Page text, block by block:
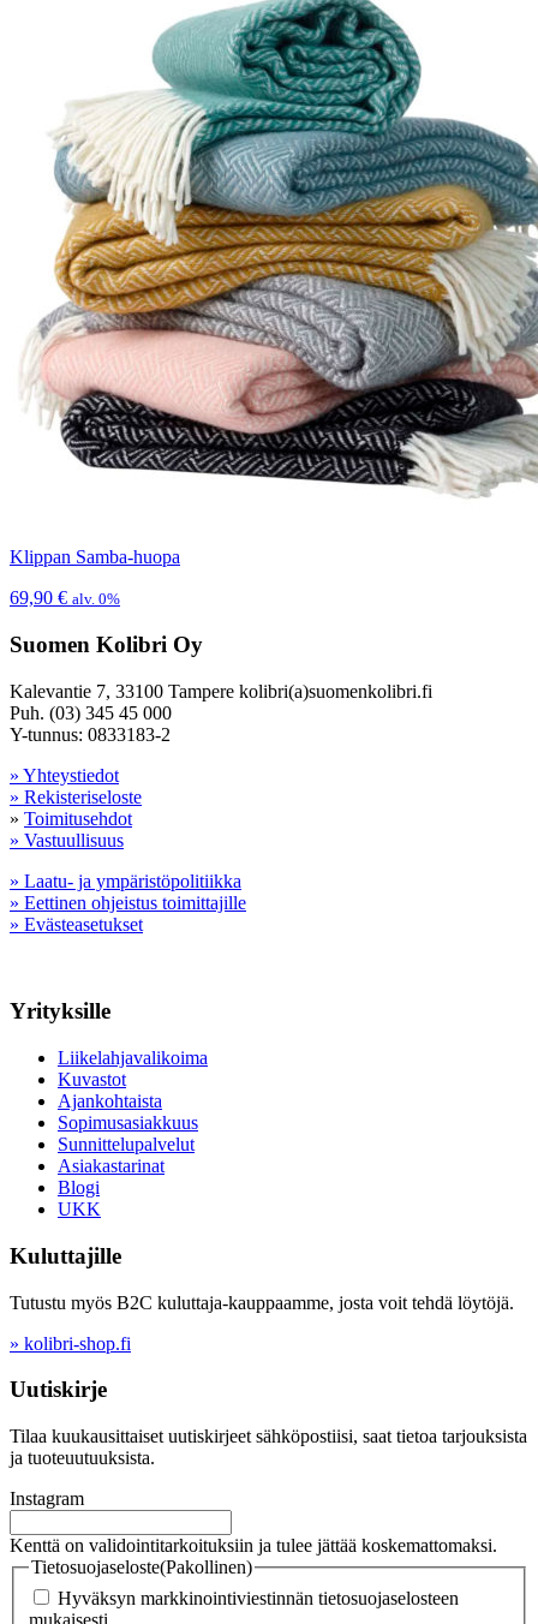
Klippan Samba-huopa
69,90 € alv. 0%
Suomen Kolibri Oy
Kalevantie 7, 33100 Tampere kolibri(a)suomenkolibri.fi
Puh. (03) 345 45 000
Y-tunnus: 0833183-2
» Yhteystiedot
» Rekisteriseloste
» Toimitusehdot
» Vastuullisuus
» Laatu- ja ympäristöpolitiikka
» Eettinen ohjeistus toimittajille
» Evästeasetukset
Yrityksille
Liikelahjavalikoima
Kuvastot
Ajankohtaista
Sopimusasiakkuus
Sunnittelupalvelut
Asiakastarinat
Blogi
UKK
Kuluttajille
Tutustu myös B2C kuluttaja-kauppaamme, josta voit tehdä löytöjä.
» kolibri-shop.fi
Uutiskirje
Tilaa kuukausittaiset uutiskirjeet sähköpostiisi, saat tietoa tarjouksista
ja tuoteuutuuksista.
Instagram
Kenttä on validointitarkoituksiin ja tulee jättää koskemattomaksi.
Tietosuojaseloste(Pakollinen)
Hyväksyn markkinointiviestinnän tietosuojaselosteen
mukaisesti